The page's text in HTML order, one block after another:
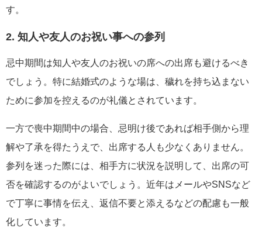
す。
2. 知人や友人のお祝い事への参列
忌中期間は知人や友人のお祝いの席への出席も避けるべき
でしょう。特に結婚式のような場は、穢れを持ち込まない
ために参加を控えるのが礼儀とされています。
一方で喪中期間中の場合、忌明け後であれば相手側から理
解や了承を得たうえで、出席する人も少なくありません。
参列を迷った際には、相手方に状況を説明して、出席の可
否を確認するのがよいでしょう。近年はメールやSNSなど
で丁寧に事情を伝え、返信不要と添えるなどの配慮も一般
化しています。